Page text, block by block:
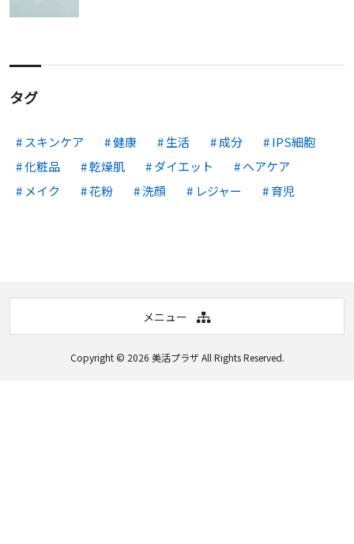
タグ
スキンケア 健康 生活 成分
IPS細胞
化粧品
乾燥肌 ダイエット
ヘアケア
メイク
花粉 洗顔 レジャー 育児
メニュー
Copyright © 2026 美活プラザ All Rights Reserved.